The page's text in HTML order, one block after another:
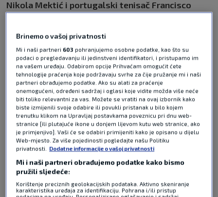
Nikola Mektić i portugalski tenisač Francisco
Cabral nisu uspjeli izboriti plasman u finale
Pročitaj više
Pošalji odgovor
Brinemo o vašoj privatnosti
Mi i naši partneri 603 pohranjujemo osobne podatke, kao što su
podaci o pregledavanju ili jedinstveni identifikatori, i pristupamo im
na vašem uređaju. Odabirom opcije Prihvaćam omogućit ćete
tehnologije praćenja koje podržavaju svrhe za čije pružanje mi i naši
partneri obrađujemo podatke. Ako su alati za praćenje
onemogućeni, određeni sadržaj i oglasi koje vidite možda više neće
biti toliko relevantni za vas. Možete se vratiti na ovaj izbornik kako
biste izmijenili svoje odabire ili povukli pristanak u bilo kojem
trenutku klikom na Upravljaj postavkama poveznicu pri dnu web-
stranice [ili plutajuće ikone u donjem lijevom kutu web stranice, ako
je primjenjivo]. Vaši će se odabiri primijeniti kako je opisano u dijelu
Web-mjesto. Za više pojedinosti pogledajte našu Politiku
privatnosti.
Dodatne informacije o vašoj privatnosti
Mi i naši partneri obrađujemo podatke kako bismo
pružili sljedeće:
Korištenje preciznih geolokacijskih podataka. Aktivno skeniranje
karakteristika uređaja za identifikaciju. Pohrana i/ili pristup